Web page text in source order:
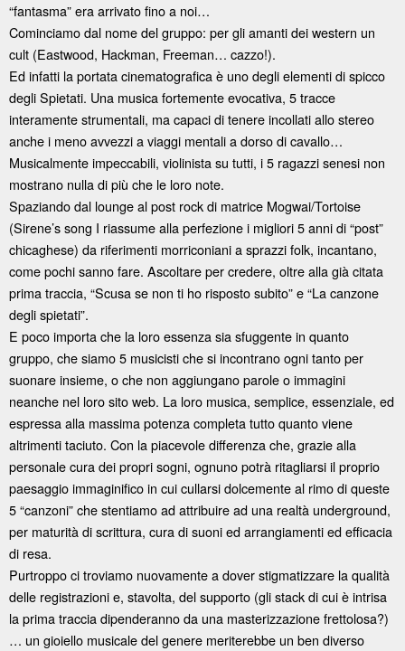
“fantasma” era arrivato fino a noi…
Cominciamo dal nome del gruppo: per gli amanti dei western un
cult (Eastwood, Hackman, Freeman… cazzo!).
Ed infatti la portata cinematografica è uno degli elementi di spicco
degli Spietati. Una musica fortemente evocativa, 5 tracce
interamente strumentali, ma capaci di tenere incollati allo stereo
anche i meno avvezzi a viaggi mentali a dorso di cavallo…
Musicalmente impeccabili, violinista su tutti, i 5 ragazzi senesi non
mostrano nulla di più che le loro note.
Spaziando dal lounge al post rock di matrice Mogwai/Tortoise
(Sirene’s song I riassume alla perfezione i migliori 5 anni di “post”
chicaghese) da riferimenti morriconiani a sprazzi folk, incantano,
come pochi sanno fare. Ascoltare per credere, oltre alla già citata
prima traccia, “Scusa se non ti ho risposto subito” e “La canzone
degli spietati”.
E poco importa che la loro essenza sia sfuggente in quanto
gruppo, che siamo 5 musicisti che si incontrano ogni tanto per
suonare insieme, o che non aggiungano parole o immagini
neanche nel loro sito web. La loro musica, semplice, essenziale, ed
espressa alla massima potenza completa tutto quanto viene
altrimenti taciuto. Con la piacevole differenza che, grazie alla
personale cura dei propri sogni, ognuno potrà ritagliarsi il proprio
paesaggio immaginifico in cui cullarsi dolcemente al rimo di queste
5 “canzoni” che stentiamo ad attribuire ad una realtà underground,
per maturità di scrittura, cura di suoni ed arrangiamenti ed efficacia
di resa.
Purtroppo ci troviamo nuovamente a dover stigmatizzare la qualità
delle registrazioni e, stavolta, del supporto (gli stack di cui è intrisa
la prima traccia dipenderanno da una masterizzazione frettolosa?)
… un gioiello musicale del genere meriterebbe un ben diverso